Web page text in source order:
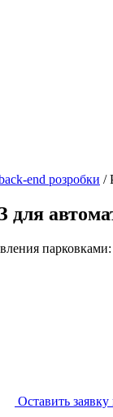
end розробки /
Оставить заявку